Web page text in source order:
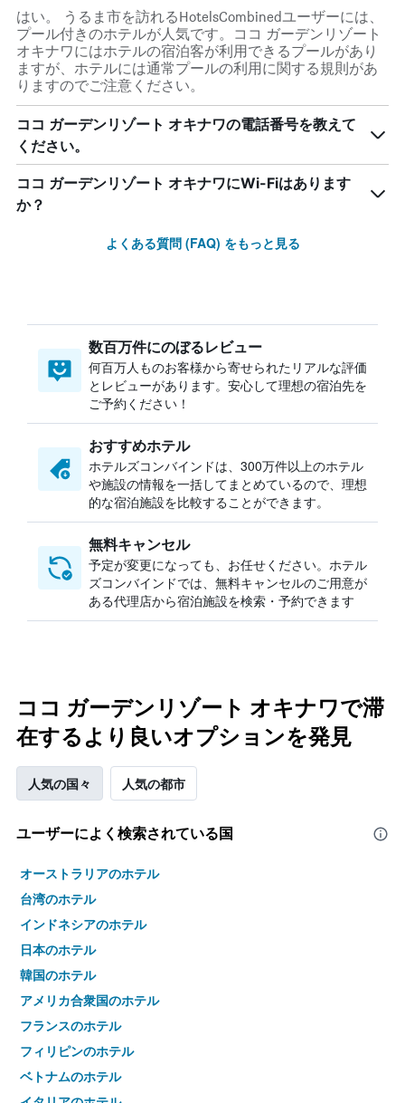
はい。 うるま市を訪れるHotelsCombinedユーザーには、
プール付きのホテルが人気です。ココ ガーデンリゾート
オキナワにはホテルの宿泊客が利用できるプールがあり
ますが、ホテルには通常プールの利用に関する規則があ
りますのでご注意ください。
ココ ガーデンリゾート オキナワの電話番号を教えて
ください。
ココ ガーデンリゾート オキナワにWi-Fiはあります
か？
よくある質問 (FAQ) をもっと見る
数百万件にのぼるレビュー
何百万人ものお客様から寄せられたリアルな評価
とレビューがあります。安心して理想の宿泊先を
ご予約ください！
おすすめホテル
ホテルズコンバインドは、300万件以上のホテル
や施設の情報を一括してまとめているので、理想
的な宿泊施設を比較することができます。
無料キャンセル
予定が変更になっても、お任せください。ホテル
ズコンバインドでは、無料キャンセルのご用意が
ある代理店から宿泊施設を検索・予約できます
ココ ガーデンリゾート オキナワで滞
在するより良いオプションを発見
人気の国々 人気の都市
ユーザーによく検索されている国
オーストラリアのホテル
台湾のホテル
インドネシアのホテル
日本のホテル
韓国のホテル
アメリカ合衆国のホテル
フランスのホテル
フィリピンのホテル
ベトナムのホテル